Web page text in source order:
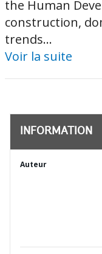
the Human
construction,
trends...
Voir la suite
INFORMATION
Auteur